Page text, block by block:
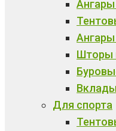
Шторы
Для спорта